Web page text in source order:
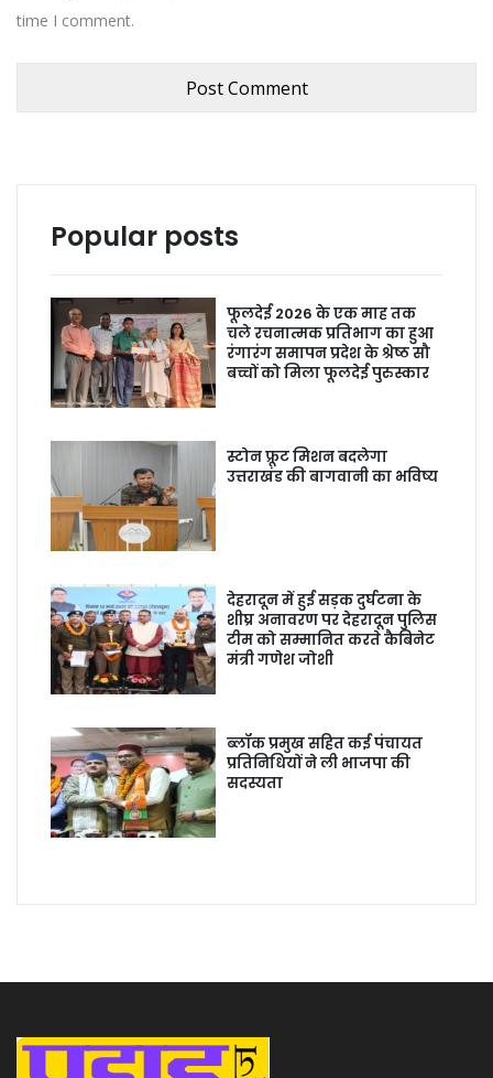
time I comment.
Popular posts
फूलदेई 2026 के एक माह तक
चले रचनात्मक प्रतिभाग का हुआ
रंगारंग समापन प्रदेश के श्रेष्ठ सौ
बच्चों को मिला फूलदेई पुरुस्कार
स्टोन फ्रूट मिशन बदलेगा
उत्तराखंड की बागवानी का भविष्य
देहरादून में हुई सड़क दुर्घटना के
शीघ्र अनावरण पर देहरादून पुलिस
टीम को सम्मानित करते कैबिनेट
मंत्री गणेश जोशी
ब्लॉक प्रमुख सहित कई पंचायत
प्रतिनिधियों ने ली भाजपा की
सदस्यता